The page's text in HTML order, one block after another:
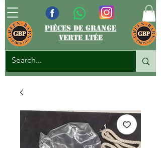
pièces de grange
verte ltée